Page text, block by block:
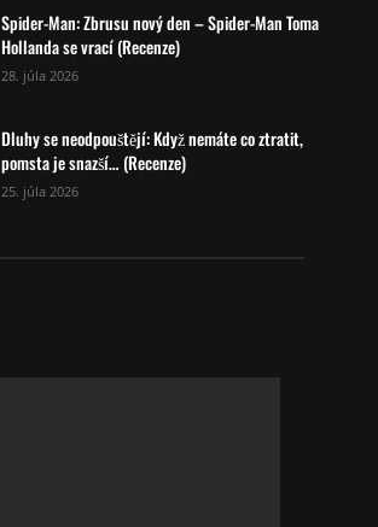
Spider-Man: Zbrusu nový den – Spider-Man Toma
Hollanda se vrací (Recenze)
28. júla 2026
Dluhy se neodpouštějí: Když nemáte co ztratit,
pomsta je snazší… (Recenze)
25. júla 2026